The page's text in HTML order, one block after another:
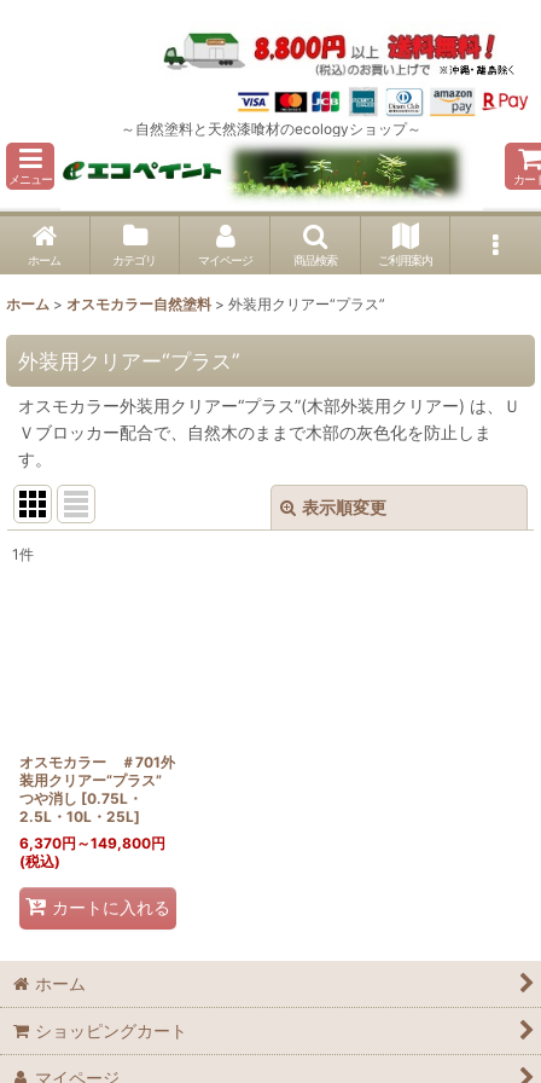
～自然塗料と天然漆喰材のecologyショップ～
メニュー カー
ホーム カテゴリ マイページ 商品検索 ご利用案内
ホーム > オスモカラー自然塗料 > 外装用クリアー“プラス”
外装用クリアー“プラス”
オスモカラー外装用クリアー“プラス”(木部外装用クリアー) は、Ｕ
Ｖブロッカー配合で、自然木のままで木部の灰色化を防止しま
す。
表示順変更
1件
オスモカラー ＃701外
装用クリアー“プラス”
つや消し [0.75L・
2.5L・10L・25L]
6,370円 ～149,800円
(税込)
カートに入れる
ホーム
ショッピングカート
マイページ